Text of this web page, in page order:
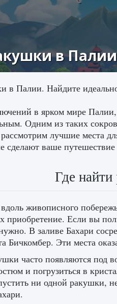
в Палии
в Палии. Найдите
в ярком мире
Одним из таких
лучшие места
сделают ваше
Где
живописного
приобретение. Если вы
В заливе Бахари
Бичкомбер. Эти места
часто появляются под
и погрузиться в
ни одной ракушки,